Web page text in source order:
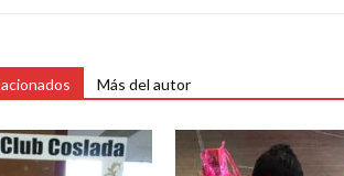
Más del autor